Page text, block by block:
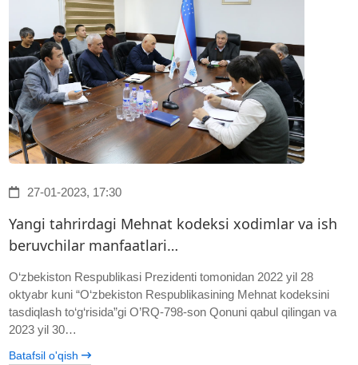
27-01-2023, 17:30
Yangi tahrirdagi Mehnat kodeksi xodimlar va ish
beruvchilar manfaatlari…
O‘zbekiston Respublikasi Prezidenti tomonidan 2022 yil 28
oktyabr kuni “O‘zbekiston Respublikasining Mehnat kodeksini
tasdiqlash to‘g‘risida”gi O’RQ-798-son Qonuni qabul qilingan va
2023 yil 30…
Batafsil o'qish